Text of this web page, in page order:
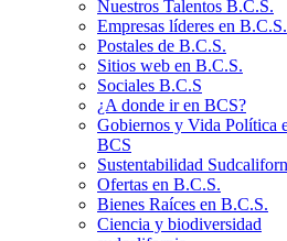
Nuestros Talentos B.C.S.
Empresas líderes en B.C.S.
Postales de B.C.S.
Sitios web en B.C.S.
Sociales B.C.S
¿A donde ir en BCS?
Gobiernos y Vida Política
BCS
Sustentabilidad
Ofertas en B.C.S.
Bienes Raíces en B.C.S.
Ciencia y biodiversidad